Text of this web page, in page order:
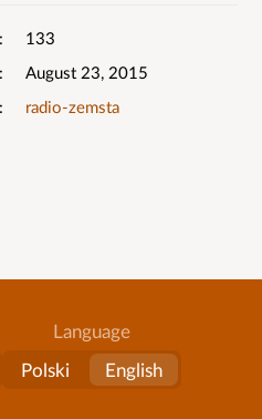
133
August 23, 2015
radio-zemsta
Language
Polski
English